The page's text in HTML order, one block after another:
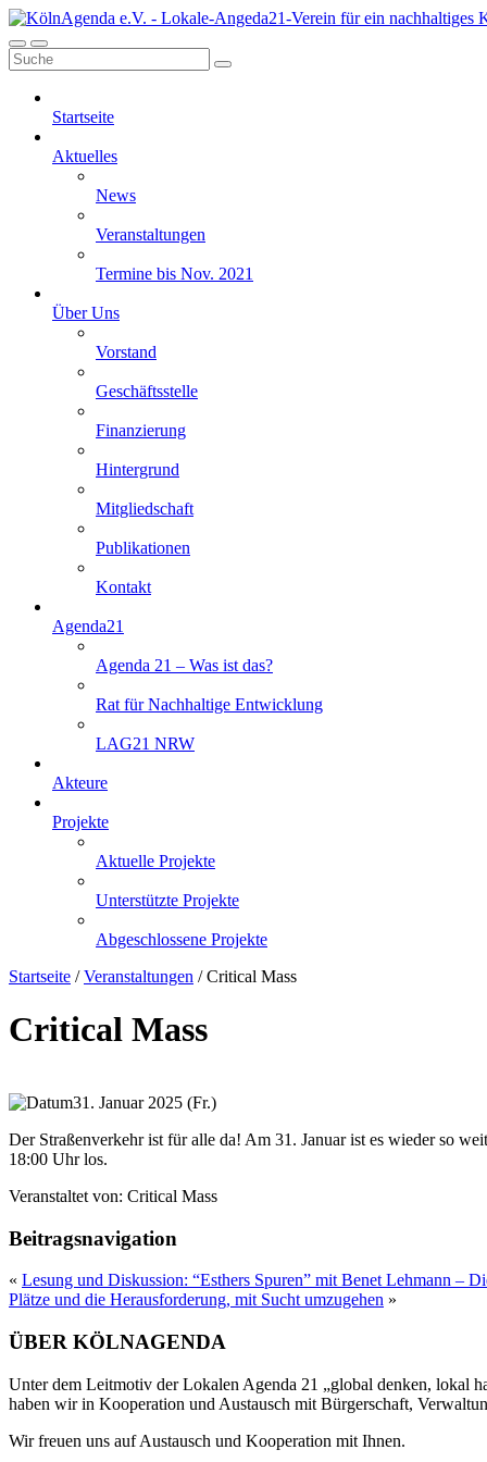
Startseite
Aktuelles
News
Veranstaltungen
Termine bis Nov. 2021
Über Uns
Vorstand
Geschäftsstelle
Finanzierung
Hintergrund
Mitgliedschaft
Publikationen
Kontakt
Agenda21
Agenda 21 – Was ist das?
Rat für Nachhaltige Entwicklung
LAG21 NRW
Akteure
Projekte
Aktuelle Projekte
Unterstützte Projekte
Abgeschlossene Projekte
Startseite /Veranstaltungen /Critical Mass
Critical Mass
31. Januar 2025 (Fr.)
Der Straßenverkehr ist für alle da! Am 31. Januar ist es wieder so
18:00 Uhr los.
Veranstaltet von: Critical Mass
Beitragsnavigation
« Lesung und Diskussion: “Esthers Spuren” mit Benet Lehmann –
Plätze und die Herausforderung, mit Sucht umzugehen »
ÜBER KÖLNAGENDA
Unter dem Leitmotiv der Lokalen Agenda 21 „global denken, lokal
haben wir in Kooperation und Austausch mit Bürgerschaft,
Wir freuen uns auf Austausch und Kooperation mit Ihnen.